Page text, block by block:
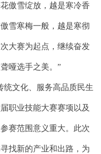
傲雪绽放，越是寒冷香
雪寒梅一般，越是寒彻
大赛为起点，继续奋发
哑选手之美。”
统文化、服务高品质民生
职业技能大赛赛项以及
赛范围意义重大。此次
找新的产业和出路，为